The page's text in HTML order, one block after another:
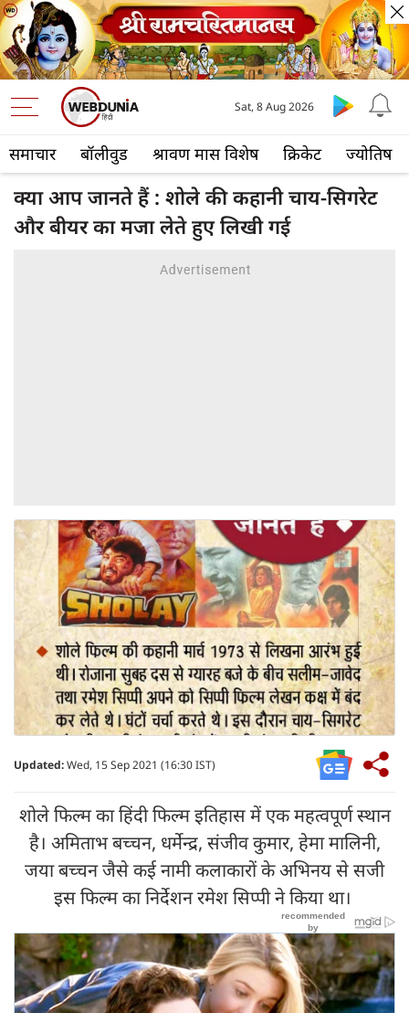
समाचार बॉलीवुड श्रावण मास विशेष क्रिकेट ज्योतिष
Sat, 8 Aug 2026
क्या आप जानते हैं : शोले की कहानी चाय-सिगरेट
और बीयर का मजा लेते हुए लिखी गई
Updated:Wed, 15 Sep 2021 (16:30 IST)
शोले फिल्म का हिंदी फिल्म इतिहास में एक महत्वपूर्ण स्थान
है। अमिताभ बच्चन, धर्मेन्द्र, संजीव कुमार, हेमा मालिनी,
जया बच्चन जैसे कई नामी कलाकारों के अभिनय से सजी
इस फिल्म का निर्देशन रमेश सिप्पी ने किया था।